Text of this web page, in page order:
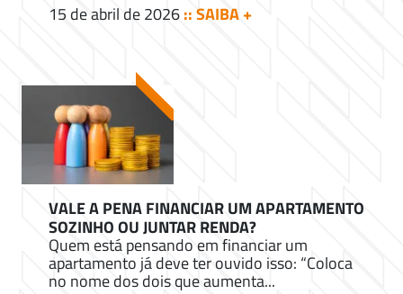
15 de abril de 2026:: SAIBA +
VALE A PENA FINANCIAR UM APARTAMENTO
SOZINHO OU JUNTAR RENDA?
Quem está pensando em financiar um
apartamento já deve ter ouvido isso: “Coloca
no nome dos dois que aumenta...